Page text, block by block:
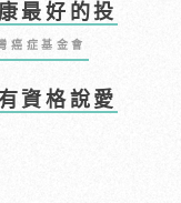
最好的投
癌症基金會
資格說愛